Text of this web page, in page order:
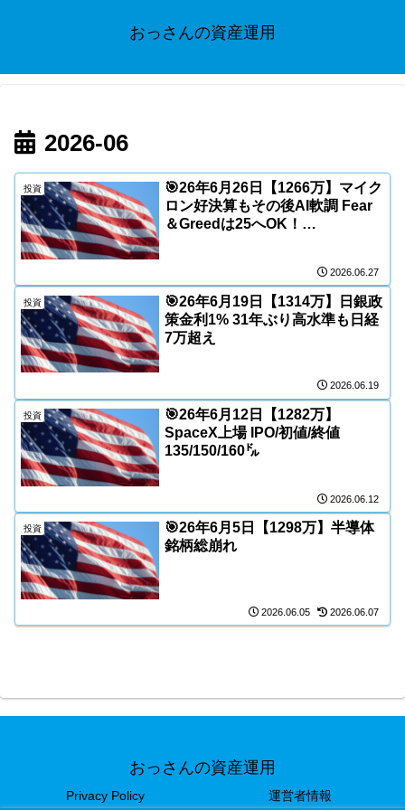
おっさんの資産運用
2026-06
投資
🎯26年6月26日【1266万】マイク
ロン好決算もその後AI軟調 Fear
＆Greedは25へOK！
2026.06.27
投資
🎯26年6月19日【1314万】日銀政
策金利1% 31年ぶり高水準も日経
7万超え
2026.06.19
投資
🎯26年6月12日【1282万】
SpaceX上場 IPO/初値/終値
135/150/160㌦
2026.06.12
投資
🎯26年6月5日【1298万】半導体
銘柄総崩れ
2026.06.05 2026.06.07
おっさんの資産運用
Privacy Policy 運営者情報